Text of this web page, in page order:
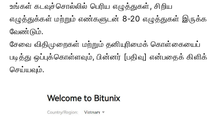
உங்கள் கடவுச்சொல்லில் பெரிய எழுத்துகள், சிறிய
எழுத்துக்கள் மற்றும் எண்களுடன் 8-20 எழுத்துகள் இருக்க
வேண்டும்.
சேவை விதிமுறைகள் மற்றும் தனியுரிமைக் கொள்கையைப்
படித்து ஒப்புக்கொள்ளவும், பின்னர் [பதிவு] என்பதைக் கிளிக்
செய்யவும்.